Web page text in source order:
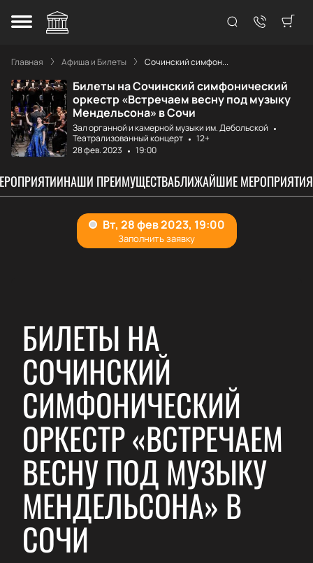
Главная Афиша и Билеты Сочинский симфон...
Билеты на Сочинский симфонический
оркестр «Встречаем весну под музыку
Мендельсона» в Сочи
Зал органной и камерной музыки им. Дебольской
Театрализованный концерт
12+
28 фев. 2023
19:00
НАШИ ПРЕИМУЩЕСТВАБЛИЖАЙШИЕ МЕРОПРИЯТИЯ
БИЛЕТЫ НА
СОЧИНСКИЙ
СИМФОНИЧЕСКИЙ
ОРКЕСТР «ВСТРЕЧАЕМ
ВЕСНУ ПОД МУЗЫКУ
МЕНДЕЛЬСОНА» В
СОЧИ